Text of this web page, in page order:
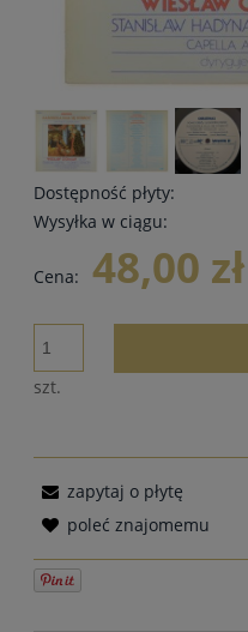
Dostępność płyty:
Wysyłka w ciągu:
Cena: 48,00 zł
szt.
zapytaj o płytę
poleć znajomemu